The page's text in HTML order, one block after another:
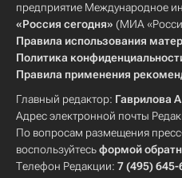
предприятие Международное
«Россия сегодня» (МИА
Правила использования
Политика
Правила применения
Главный редактор: Гаврилова
Адрес электронной почты
По вопросам размещения
воспользуйтесьформой
Телефон Редакции: 7 (495) 645-